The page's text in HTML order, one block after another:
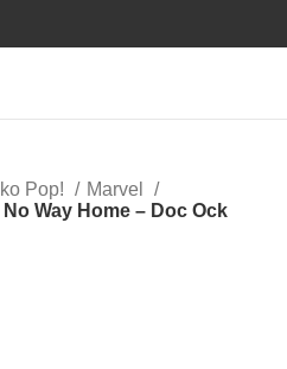
Pop!
Marvel
Way Home – Doc Ock